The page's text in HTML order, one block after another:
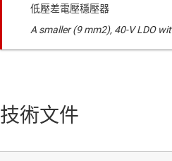
低壓差電壓穩壓器
A smaller (9 mm2), 40-V LDO
技術文件